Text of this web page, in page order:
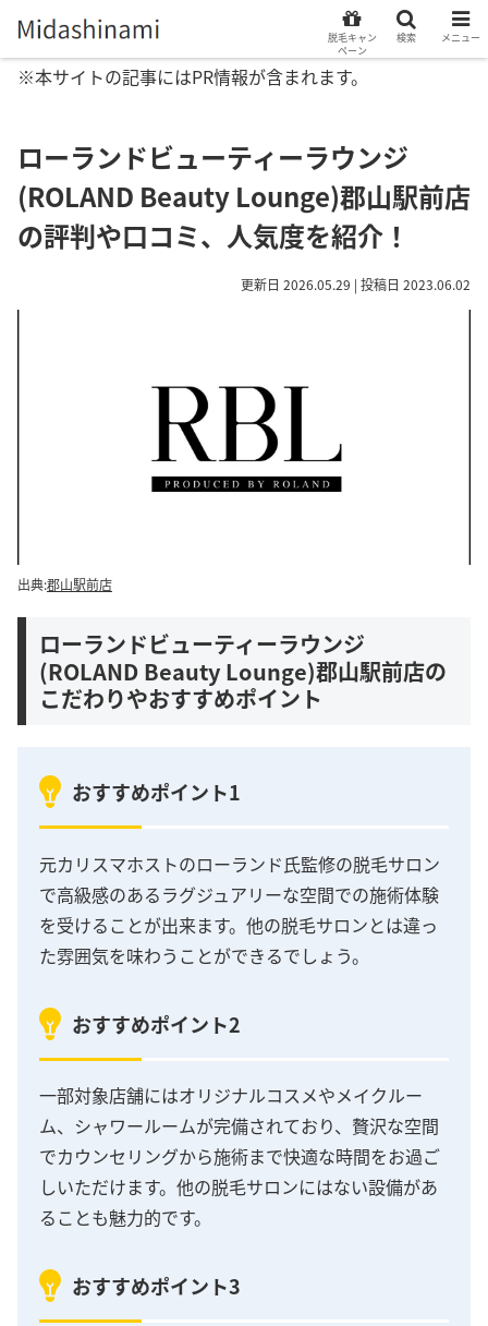
※本サイトの記事にはPR情報が含まれます。
ローランドビューティーラウンジ
(ROLAND Beauty Lounge)郡山駅前店
の評判や口コミ、人気度を紹介！
更新日 2026.05.29 | 投稿日 2023.06.02
出典:郡山駅前店
ローランドビューティーラウンジ
(ROLAND Beauty Lounge)郡山駅前店の
こだわりやおすすめポイント
おすすめポイント1
元カリスマホストのローランド氏監修の脱毛サロン
で高級感のあるラグジュアリーな空間での施術体験
を受けることが出来ます。他の脱毛サロンとは違っ
た雰囲気を味わうことができるでしょう。
おすすめポイント2
一部対象店舗にはオリジナルコスメやメイクルー
ム、シャワールームが完備されており、贅沢な空間
でカウンセリングから施術まで快適な時間をお過ご
しいただけます。他の脱毛サロンにはない設備があ
ることも魅力的です。
おすすめポイント3
脱毛キャン
ペーン
検索 メニュー